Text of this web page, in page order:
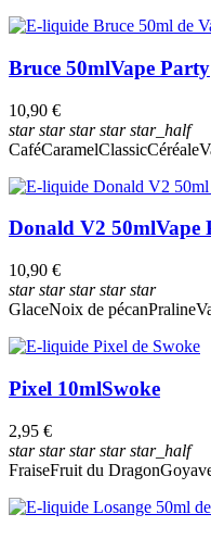
Bruce 50mlVape Party
10,90 €
starstarstarstarstar_half
CaféCaramelClassicCéréale
Donald V2 50mlVape
10,90 €
starstarstarstarstar
GlaceNoix de pécanPraline
Pixel 10mlSwoke
2,95 €
starstarstarstarstar_half
FraiseFruit du Dragon